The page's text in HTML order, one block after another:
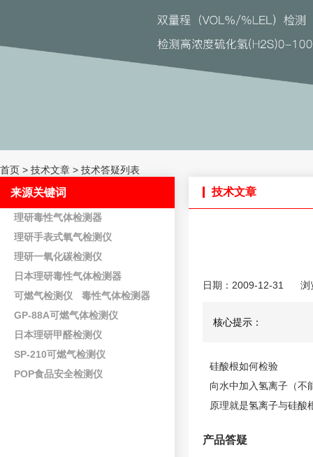
首页 > 技术文章 > 技术答疑列表
来源关键词
理研毒性气体检测器
理研手表式氧气检测仪
理研一氧化碳检测仪
日本理研毒性气体检测器
可燃气检测仪
毒性气体检测器
GP-88A可燃气体检测仪
日本理研甲醛检测仪
SP-210可燃气检测仪
POP食品安全检测仪
技术文章
日期：2009-12-31 浏
核心提示：
硅酸根如何检验
向水中加入氢离子（不
原理就是氢离子与硅酸
产品答疑